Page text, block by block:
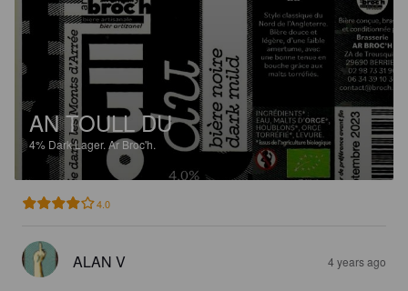
AN TOULL DU
4% Dark Lager. Ar Broc'h.
4.0
ALAN V 4 years ago